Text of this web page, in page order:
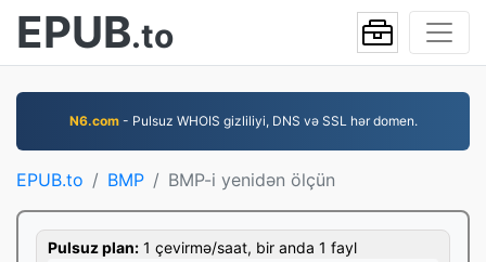
EPUB.to
N6.com- Pulsuz WHOIS gizliliyi, DNS və SSL hər domen.
EPUB.to BMP BMP-i yenidən ölçün
Pulsuz plan: 1 çevirmə/saat, bir anda 1 fayl